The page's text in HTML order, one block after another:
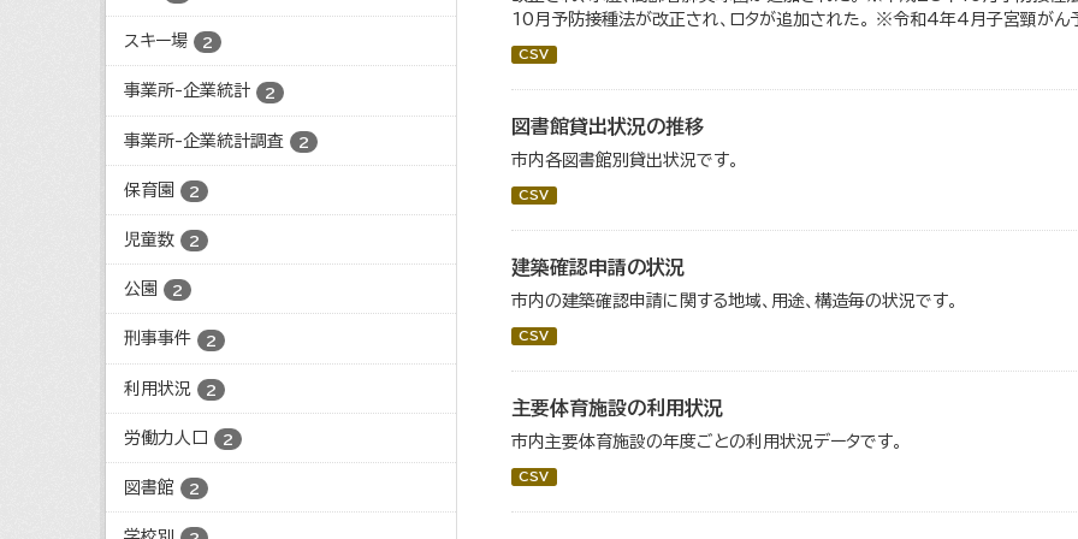
スキー場 2
事業所-企業統計 2
事業所-企業統計調査 2
保育園 2
児童数 2
公園 2
刑事事件 2
利用状況 2
労働力人口 2
図書館 2
10月予防接種法が改正され、ロタが追加された。 ※令和4年4月子宮頸がん
CSV
図書館貸出状況の推移
市内各図書館別貸出状況です。
CSV
建築確認申請の状況
市内の建築確認申請に関する地域、用途、構造毎の状況です。
CSV
主要体育施設の利用状況
市内主要体育施設の年度ごとの利用状況データです。
CSV